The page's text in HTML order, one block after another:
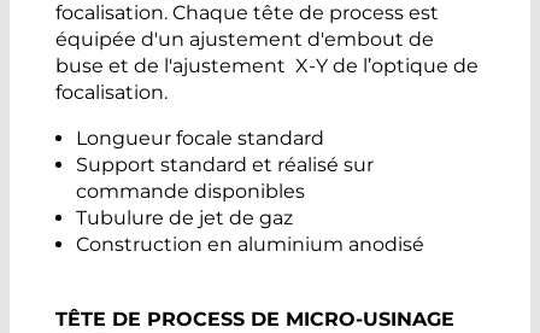
focalisation. Chaque tête de process est
équipée d'un ajustement d'embout de
buse et de l'ajustement X-Y de l’optique de
focalisation.
Longueur focale standard
Support standard et réalisé sur
commande disponibles
Tubulure de jet de gaz
Construction en aluminium anodisé
TÊTE DE PROCESS DE MICRO-USINAGE